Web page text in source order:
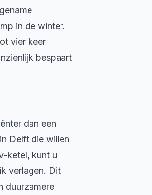
in de winter.
vier keer
bespaart
dan een
Delft die willen
ketel, kunt u
verlagen. Dit
duurzamere